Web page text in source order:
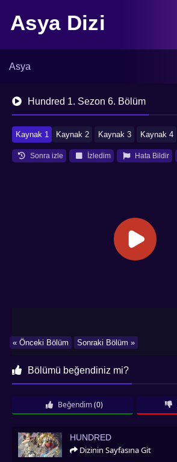
Asya Dizi
Asya
Hundred 1. Sezon 6. Bölüm
Kaynak 1 Kaynak 2 Kaynak 3 Kaynak 4
Sonra izle İzledim Hata Bildir
Sonraki Bölüm »
« Önceki Bölüm
Bölümü beğendiniz mi?
Beğendim (0)
Hundred
HUNDRED
Dizinin Sayfasına Git